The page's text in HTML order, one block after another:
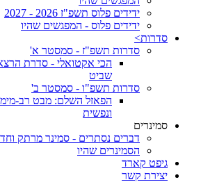
ידידים פלוס תשפ"ז 2026 - 2027
ידידים פלוס - המפגשים שהיו
סדרות>
סדרות תשפ"ז - סמסטר א'
הכי אקטואלי - סדרת
שביט
סדרות תשפ"ו - סמסטר ב'
הפאזל השלם: מבט רב-
ונפשית
סמינרים
דברים נסתרים - סמינר מרתק
הסמינרים שהיו
גיפט קארד
יצירת קשר